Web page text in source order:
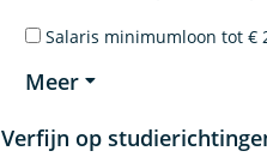
Salaris minimumloon tot €
Meer
Verfijn op